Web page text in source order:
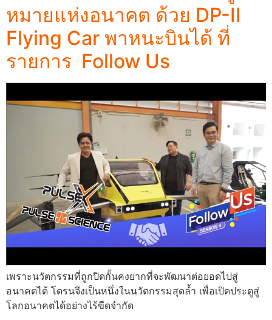
หมายแห่งอนาคต ด้วย DP-II
Flying Car พาหนะบินได้ ที่
รายการ Follow Us
เพราะนวัตกรรมที่ถูกปิดกั้นคงยากที่จะพัฒนาต่อยอดไปสู่
อนาคตได้ โดรนจึงเป็นหนึ่งในนวัตกรรมสุดล้ำ เพื่อเปิดประตูสู่
โลกอนาคตได้อย่างไร้ขีดจำกัด